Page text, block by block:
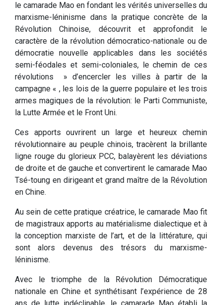
le camarade Mao en fondant les vérités universelles du
marxisme-léninisme dans la pratique concrète de la
Révolution Chinoise, découvrit et approfondit le
caractère de la révolution démocratico-nationale ou de
démocratie nouvelle applicables dans les sociétés
semi-féodales et semi-coloniales, le chemin de ces
révolutions » d’encercler les villes à partir de la
campagne « , les lois de la guerre populaire et les trois
armes magiques de la révolution: le Parti Communiste,
la Lutte Armée et le Front Uni.
Ces apports ouvrirent un large et heureux chemin
révolutionnaire au peuple chinois, tracèrent la brillante
ligne rouge du glorieux PCC, balayèrent les déviations
de droite et de gauche et convertirent le camarade Mao
Tsé-toung en dirigeant et grand maître de la Révolution
en Chine.
Au sein de cette pratique créatrice, le camarade Mao fit
de magistraux apports au matérialisme dialectique et à
la conception marxiste de l’art, et de la littérature, qui
sont alors devenus des trésors du marxisme-
léninisme.
Avec le triomphe de la Révolution Démocratique
nationale en Chine et synthétisant l’expérience de 28